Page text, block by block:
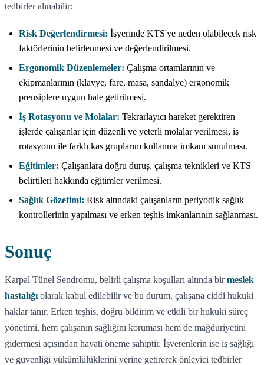
tedbirler alınabilir:
Risk Değerlendirmesi: İşyerinde KTS'ye neden olabilecek risk
faktörlerinin belirlenmesi ve değerlendirilmesi.
Ergonomik Düzenlemeler: Çalışma ortamlarının ve
ekipmanlarının (klavye, fare, masa, sandalye) ergonomik
prensiplere uygun hale getirilmesi.
İş Rotasyonu ve Molalar: Tekrarlayıcı hareket gerektiren
işlerde çalışanlar için düzenli ve yeterli molalar verilmesi, iş
rotasyonu ile farklı kas gruplarını kullanma imkanı sunulması.
Eğitimler: Çalışanlara doğru duruş, çalışma teknikleri ve KTS
belirtileri hakkında eğitimler verilmesi.
Sağlık Gözetimi: Risk altındaki çalışanların periyodik sağlık
kontrollerinin yapılması ve erken teşhis imkanlarının sağlanması.
Sonuç
Karpal Tünel Sendromu, belirli çalışma koşulları altında birmeslek
hastalığı olarak kabul edilebilir ve bu durum, çalışana ciddi hukuki
haklar tanır. Erken teşhis, doğru bildirim ve etkili bir hukuki süreç
yönetimi, hem çalışanın sağlığını koruması hem de mağduriyetini
gidermesi açısından hayati öneme sahiptir. İşverenlerin ise iş sağlığı
ve güvenliği yükümlülüklerini yerine getirerek önleyici tedbirler